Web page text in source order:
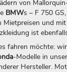
von
BMWs – F 750
Mietpreisen und
ist
fahren möchte:
-Modelle in
Hersteller.